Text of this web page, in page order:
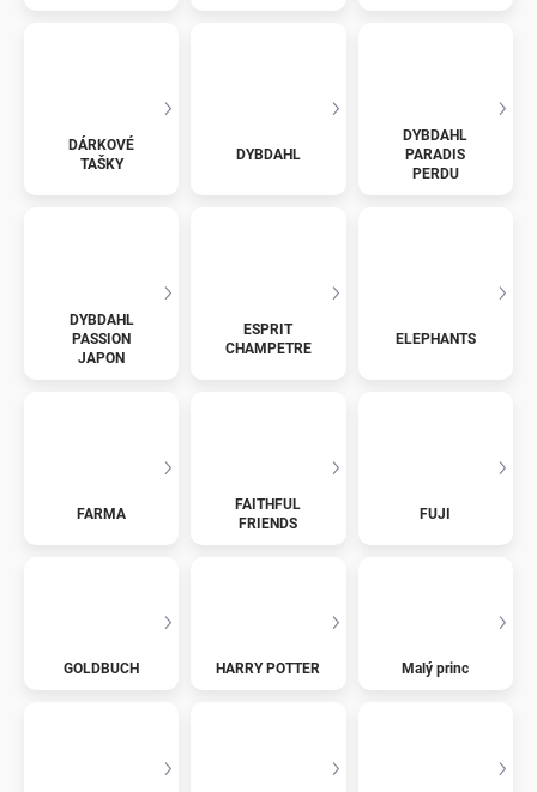
DÁRKOVÉ
TAŠKY
DYBDAHL
DYBDAHL
PARADIS
PERDU
DYBDAHL
PASSION
JAPON
ESPRIT
CHAMPETRE
ELEPHANTS
FARMA
FAITHFUL
FRIENDS
FUJI
GOLDBUCH HARRY POTTER Malý princ